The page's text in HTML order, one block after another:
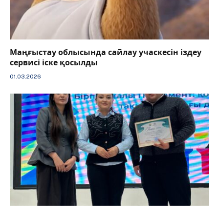
Маңғыстау облысында сайлау учаскесін іздеу
сервисі іске қосылды
01.03.2026